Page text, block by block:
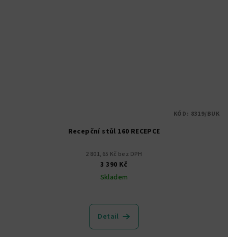
Recepční stůl 160 RECEPCE
2 801,65 Kč bez DPH
3 390 Kč
Skladem
Detail
KÓD: 8319/BUK